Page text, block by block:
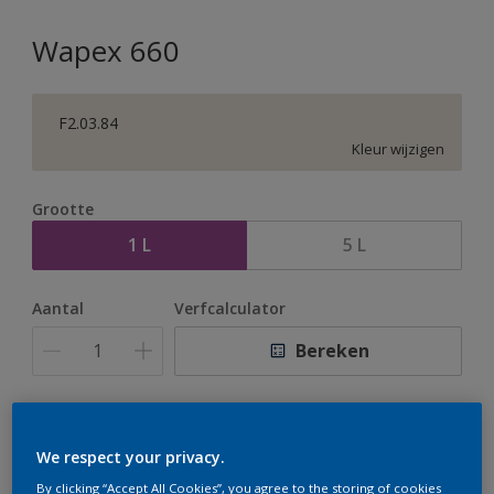
Wapex 660
F2.03.84
Kleur wijzigen
Grootte
1 L 5 L
Aantal Verfcalculator
Bereken
te bestellen. Houd de website in de gaten, we werken
We respect your privacy.
By clicking “Accept All Cookies”, you agree to the storing of cookies